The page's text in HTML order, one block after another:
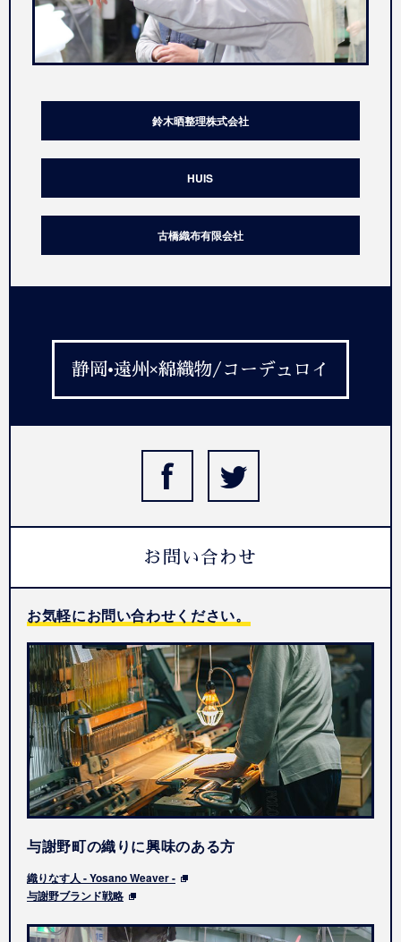
鈴木晒整理株式会社
HUIS
古橋織布有限会社
静岡•遠州×綿織物/コーデュロイ
お問い合わせ
お気軽にお問い合わせください。
与謝野町の織りに興味のある方
織りなす人 - Yosano Weaver -
与謝野ブランド戦略